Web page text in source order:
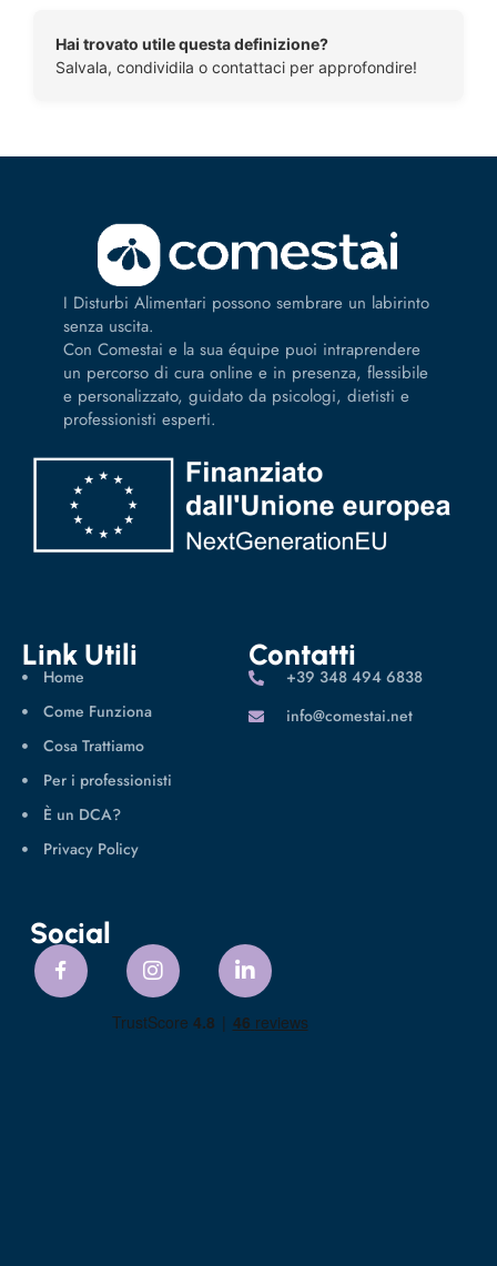
Hai trovato utile questa definizione?
Salvala, condividila o contattaci per approfondire!
I Disturbi Alimentari possono sembrare un labirinto
senza uscita.
Con Comestai e la sua équipe puoi intraprendere
un percorso di cura online e in presenza, flessibile
e personalizzato, guidato da psicologi, dietisti e
professionisti esperti.
Link Utili
Home
Come Funziona
Cosa Trattiamo
Per i professionisti
È un DCA?
Privacy Policy
Contatti
‪+39 348 494 6838
info@comestai.net
Social